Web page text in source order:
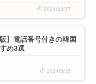
2024/10/17
版】電話番号付きの韓国
め3選
2024/9/15